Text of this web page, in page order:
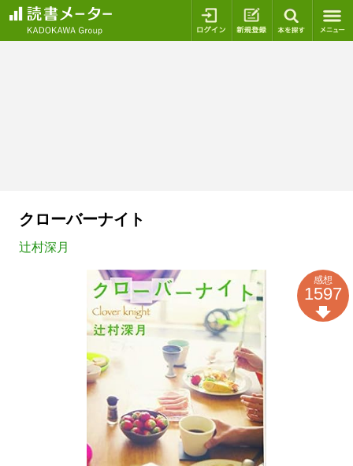
ログイン 新規登録
クローバーナイト
辻村深月
感想
1597